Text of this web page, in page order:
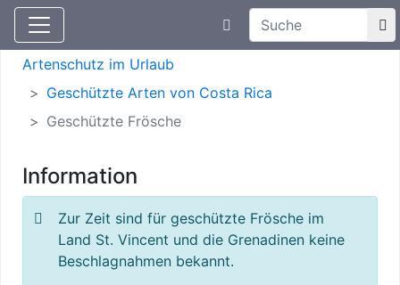
Aktuelle Meldungen
Suchtexteingabe
Artenschutz
Artenschutz im Urlaub
Geschützte Arten von Costa Rica
Geschützte Frösche
Information
Zur Zeit sind für geschützte Frösche im
Land St. Vincent und die Grenadinen keine
Beschlagnahmen bekannt.